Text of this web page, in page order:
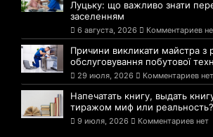
Луцьку: що важливо знати
заселенням
6 августа, 2026 Комментариев
Причини викликати майстра з
обслуговування побутової
29 июля, 2026 Комментариев нет
Напечатать книгу, выдать
тиражом миф или реальность?
9 июля, 2026 Комментариев нет